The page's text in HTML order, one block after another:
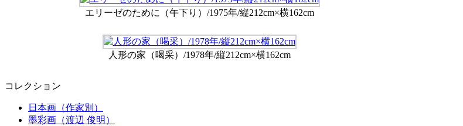
エリーゼのために（午下り）/1975年/縦212cm×横162cm
人形の家（喝采）/1978年/縦212cm×横162cm
コレクション
日本画（作家別）
墨彩画（渡辺 俊明）